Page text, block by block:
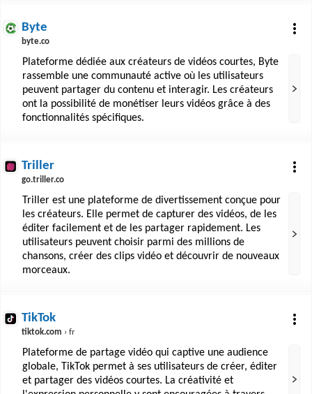
Byte
byte.co
Plateforme dédiée aux créateurs de vidéos courtes, Byte
rassemble une communauté active où les utilisateurs
peuvent partager du contenu et interagir. Les créateurs
ont la possibilité de monétiser leurs vidéos grâce à des
fonctionnalités spécifiques.
Triller
go.triller.co
Triller est une plateforme de divertissement conçue pour
les créateurs. Elle permet de capturer des vidéos, de les
éditer facilement et de les partager rapidement. Les
utilisateurs peuvent choisir parmi des millions de
chansons, créer des clips vidéo et découvrir de nouveaux
morceaux.
TikTok
tiktok.com › fr
Plateforme de partage vidéo qui captive une audience
globale, TikTok permet à ses utilisateurs de créer, éditer
et partager des vidéos courtes. La créativité et